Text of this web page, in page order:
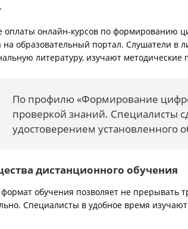
оплаты онлайн-курсов по формированию
на образовательный портал. Слушатели
литературу, изучают методические
По профилю «Формирование
проверкой знаний. Специалисты
удостоверением установленного
дистанционного обучения
обучения позволяет не прерывать
Специалисты в удобное время